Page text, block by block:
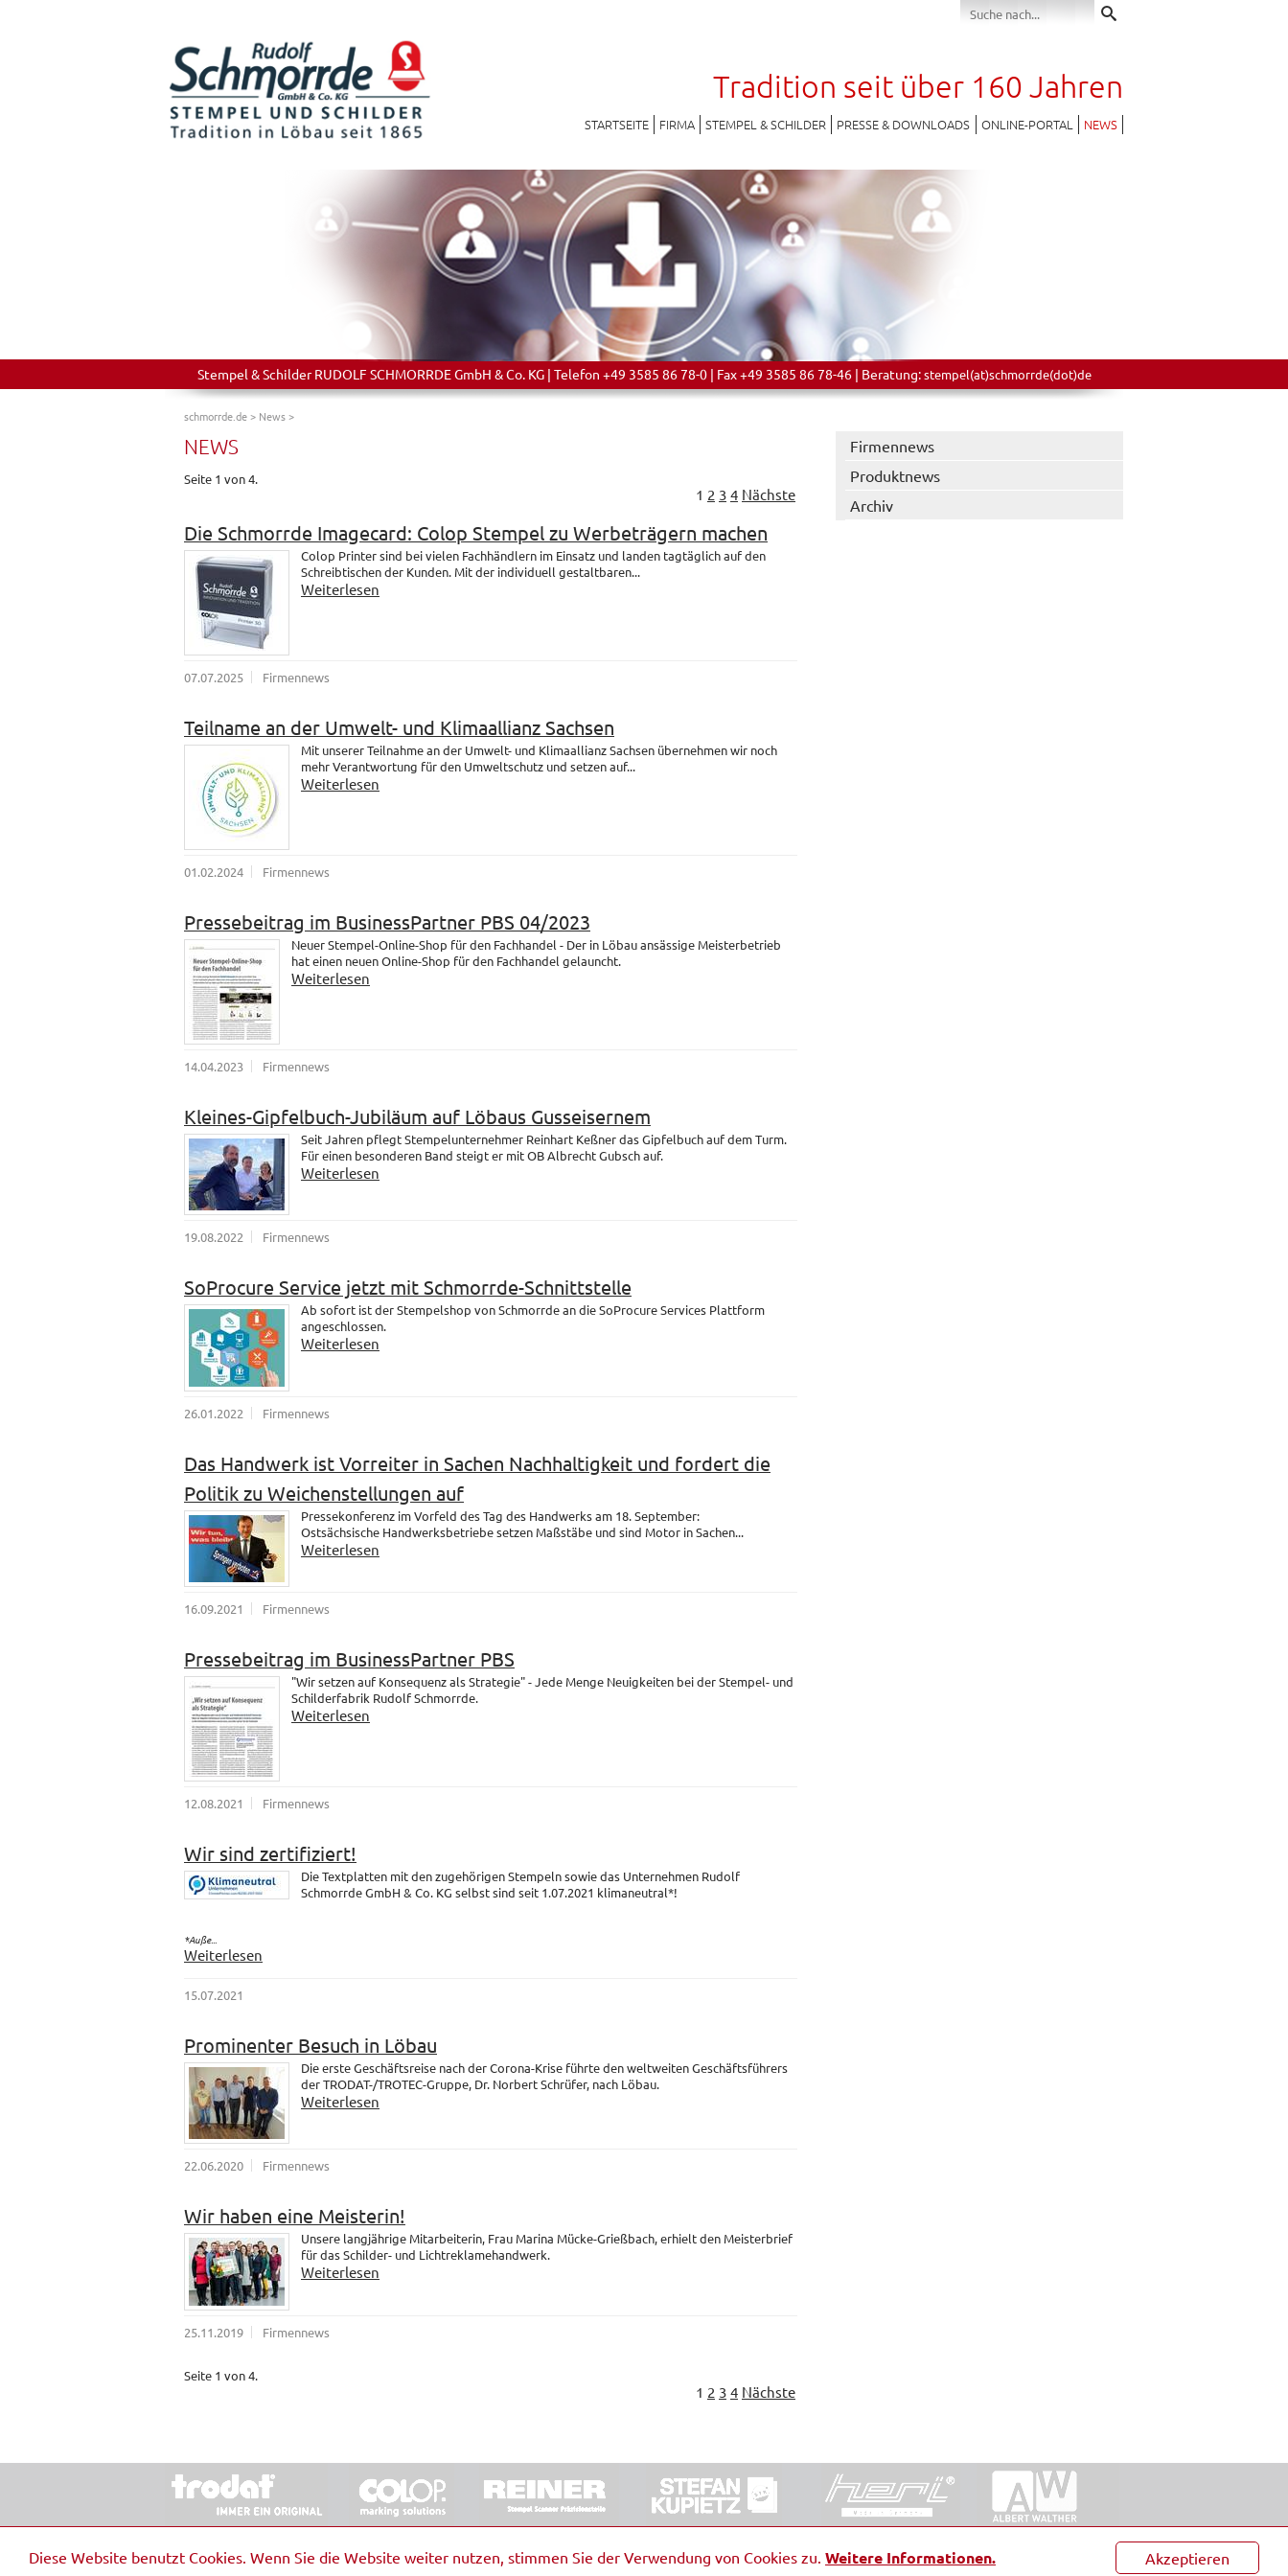
Akzeptieren
Diese Website benutzt Cookies. Wenn Sie die Website weiter nutzen, stimmen Sie der Verwendung von Cookies zu. Weitere Informationen.
Tradition seit über 160 Jahren
STARTSEITE FIRMA STEMPEL & SCHILDER PRESSE & DOWNLOADS ONLINE-PORTAL NEWS
Stempel & Schilder RUDOLF SCHMORRDE GmbH & Co. KG | Telefon +49 3585 86 78-0 | Fax +49 3585 86 78-46 | Beratung:stempel(at)schmorrde(dot)de
schmorrde.de> News>
NEWS
Seite 1 von 4.
1 2 3 4 Nächste
Die Schmorrde Imagecard: Colop Stempel zu Werbeträgern machen
Colop Printer sind bei vielen Fachhändlern im Einsatz und landen tagtäglich auf den
Schreibtischen der Kunden. Mit der individuell gestaltbaren...
Weiterlesen
07.07.2025 Firmennews
Teilname an der Umwelt- und Klimaallianz Sachsen
Mit unserer Teilnahme an der Umwelt- und Klimaallianz Sachsen übernehmen wir noch
mehr Verantwortung für den Umweltschutz und setzen auf...
Weiterlesen
01.02.2024 Firmennews
Pressebeitrag im BusinessPartner PBS 04/2023
Neuer Stempel-Online-Shop für den Fachhandel - Der in Löbau ansässige Meisterbetrieb
hat einen neuen Online-Shop für den Fachhandel gelauncht.
Weiterlesen
14.04.2023 Firmennews
Kleines-Gipfelbuch-Jubiläum auf Löbaus Gusseisernem
Seit Jahren pflegt Stempelunternehmer Reinhart Keßner das Gipfelbuch auf dem Turm.
Für einen besonderen Band steigt er mit OB Albrecht Gubsch auf.
Weiterlesen
19.08.2022 Firmennews
SoProcure Service jetzt mit Schmorrde-Schnittstelle
Ab sofort ist der Stempelshop von Schmorrde an die SoProcure Services Plattform
angeschlossen.
Weiterlesen
26.01.2022 Firmennews
Das Handwerk ist Vorreiter in Sachen Nachhaltigkeit und fordert die
Politik zu Weichenstellungen auf
Pressekonferenz im Vorfeld des Tag des Handwerks am 18. September:
Ostsächsische Handwerksbetriebe setzen Maßstäbe und sind Motor in Sachen...
Weiterlesen
16.09.2021 Firmennews
Pressebeitrag im BusinessPartner PBS
"Wir setzen auf Konsequenz als Strategie" - Jede Menge Neuigkeiten bei der Stempel- und
Schilderfabrik Rudolf Schmorrde.
Weiterlesen
12.08.2021 Firmennews
Wir sind zertifiziert!
Die Textplatten mit den zugehörigen Stempeln sowie das Unternehmen Rudolf
Schmorrde GmbH & Co. KG selbst sind seit 1.07.2021 klimaneutral*!
*Auße...
Weiterlesen
15.07.2021
Prominenter Besuch in Löbau
Die erste Geschäftsreise nach der Corona-Krise führte den weltweiten Geschäftsführers
der TRODAT-/TROTEC-Gruppe, Dr. Norbert Schrüfer, nach Löbau.
Weiterlesen
22.06.2020 Firmennews
Wir haben eine Meisterin!
Unsere langjährige Mitarbeiterin, Frau Marina Mücke-Grießbach, erhielt den Meisterbrief
für das Schilder- und Lichtreklamehandwerk.
Weiterlesen
25.11.2019 Firmennews
Seite 1 von 4.
1 2 3 4 Nächste
Firmennews
Produktnews
Archiv
© 2026 Stempel & Schilder RUDOLF SCHMORRDE GmbH & Co. KG Impressum Barrierefreiheit Kontakt Datenschutz